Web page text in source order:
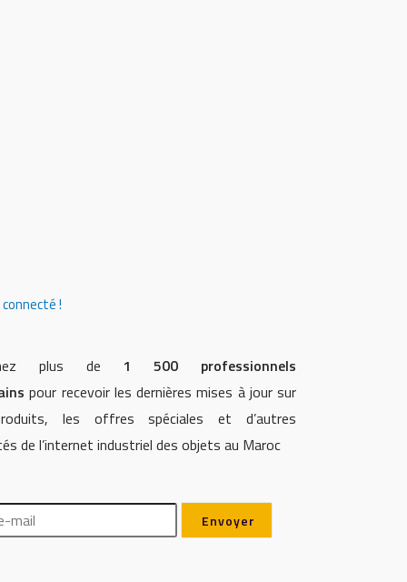
!
plus de 1 500 professionnels
pour recevoir les dernières mises à jour sur
les offres spéciales et d’autres
de l’internet industriel des objets au Maroc